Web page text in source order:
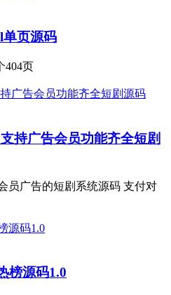
页源码
404页
持广告会员功能齐全短剧
员广告的短剧系统源码 支付对
榜源码1.0